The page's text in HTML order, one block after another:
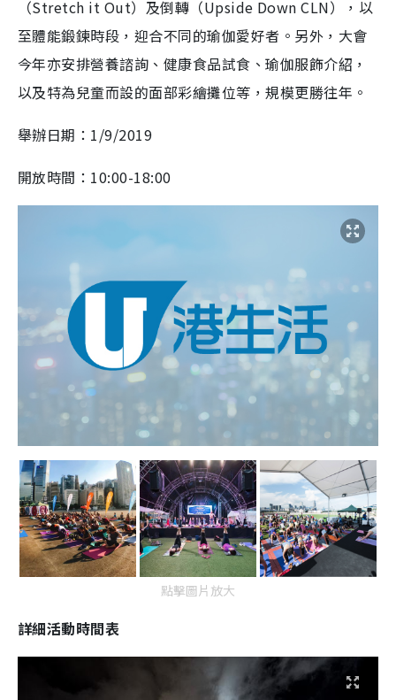
（Stretch it Out）及倒轉（Upside Down CLN），以
至體能鍛鍊時段，迎合不同的瑜伽愛好者。另外，大會
今年亦安排營養諮詢、健康食品試食、瑜伽服飾介紹，
以及特為兒童而設的面部彩繪攤位等，規模更勝往年。
舉辦日期：1/9/2019
開放時間：10:00-18:00
點擊圖片放大
詳細活動時間表